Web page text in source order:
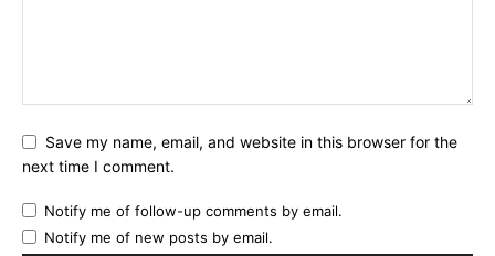
Save my name, email, and website in this browser for the
next time I comment.
Notify me of follow-up comments by email.
Notify me of new posts by email.